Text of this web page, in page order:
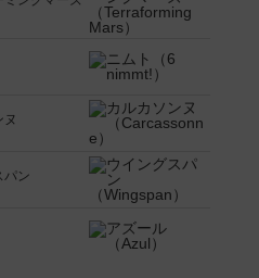
パン